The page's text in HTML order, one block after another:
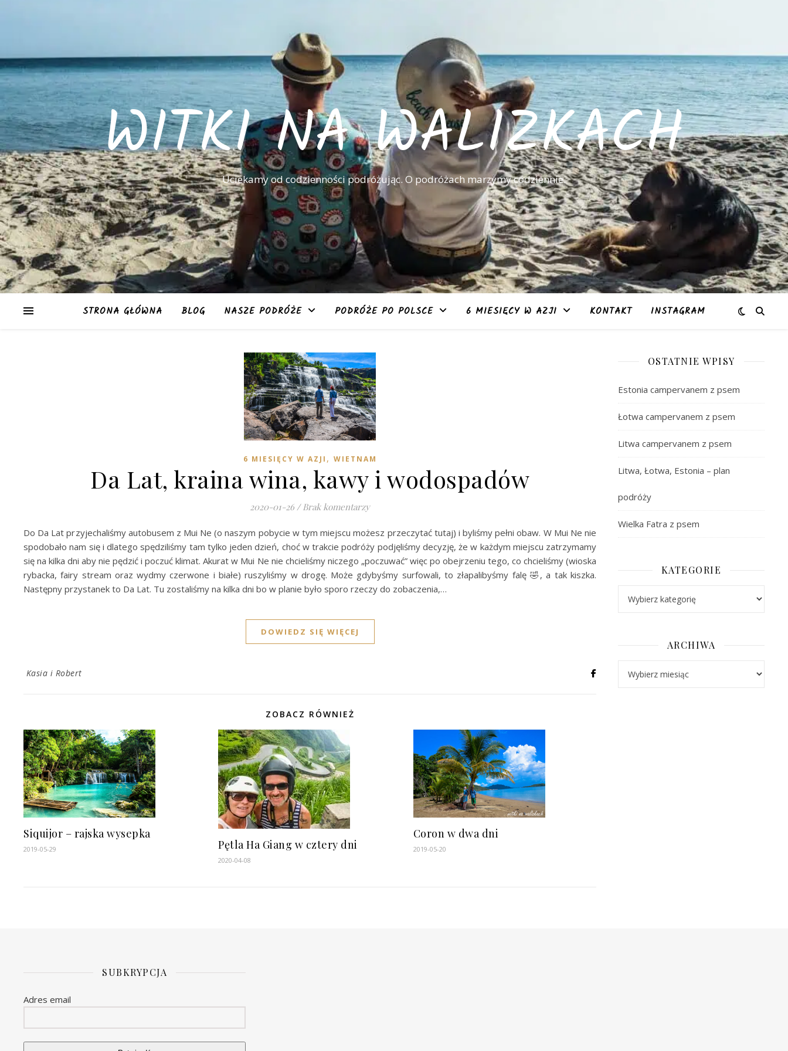
WITKI NA WALIZKACH
Uciekamy od codzienności podróżując. O podróżach marzymy codziennie.
STRONA GŁÓWNA BLOG NASZE PODRÓŻE PODRÓŻE PO POLSCE 6 MIESIĘCY W AZJI KONTAKT INSTAGRAM
6 MIESIĘCY W AZJI , WIETNAM
Da Lat, kraina wina, kawy i wodospadów
2020-01-26 / Brak komentarzy
Do Da Lat przyjechaliśmy autobusem z Mui Ne (o naszym pobycie w tym miejscu możesz przeczytać tutaj) i byliśmy pełni obaw. W Mui Ne nie
spodobało nam się i dlatego spędziliśmy tam tylko jeden dzień, choć w trakcie podróży podjęliśmy decyzję, że w każdym miejscu zatrzymamy
się na kilka dni aby nie pędzić i poczuć klimat. Akurat w Mui Ne nie chcieliśmy niczego „poczuwać” więc po obejrzeniu tego, co chcieliśmy (wioska
rybacka, fairy stream oraz wydmy czerwone i białe) ruszyliśmy w drogę. Może gdybyśmy surfowali, to złapalibyśmy falę 🤣, a tak kiszka.
Następny przystanek to Da Lat. Tu zostaliśmy na kilka dni bo w planie było sporo rzeczy do zobaczenia,…
DOWIEDZ SIĘ WIĘCEJ
Kasia i Robert
ZOBACZ RÓWNIEŻ
Siquijor – rajska wysepka
2019-05-29 Pętla Ha Giang w cztery dni
2020-04-08
Coron w dwa dni
2019-05-20
OSTATNIE WPISY
Estonia campervanem z psem
Łotwa campervanem z psem
Litwa campervanem z psem
Litwa, Łotwa, Estonia – plan
podróży
Wielka Fatra z psem
KATEGORIE
ARCHIWA
SUBKRYPCJA
Adres email